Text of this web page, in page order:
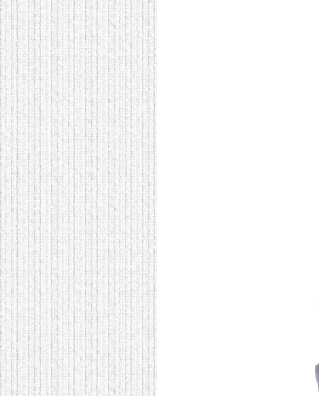
пространство для отдыха.
Особенно это актуально
для однокомнатных
квартир.